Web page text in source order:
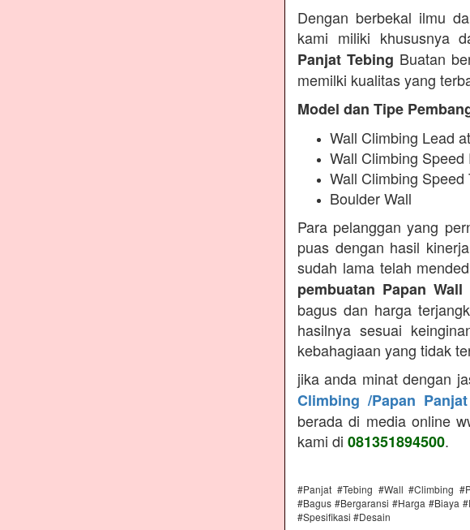
Dengan berbekal ilmu
kami miliki khususnya
Panjat Tebing Buatan
memilki kualitas yang
Model dan Tipe
Wall Climbing Lead
Wall Climbing Speed
Wall Climbing Speed
Boulder Wall
Para pelanggan yang
puas dengan hasil
sudah lama telah
pembuatan Papan Wall
bagus dan harga
hasilnya sesuai
kebahagiaan yang tidak
jika anda minat dengan
Climbing /Papan
berada di media online
kami di 081351894500.
#Panjat #Tebing #Wall #Climbing
#Bagus #Bergaransi #Harga #Biaya
#Spesifikasi #Desain